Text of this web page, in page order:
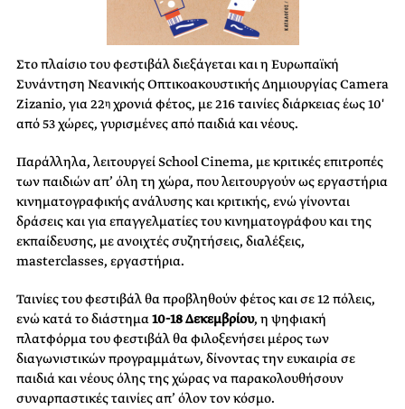
Στο πλαίσιο του φεστιβάλ διεξάγεται και η Ευρωπαϊκή
Συνάντηση Νεανικής Οπτικοακουστικής Δημιουργίας Camera
Zizanio, για 22η χρονιά φέτος, με 216 ταινίες διάρκειας έως 10′
από 53 χώρες, γυρισμένες από παιδιά και νέους.
Παράλληλα, λειτουργεί School Cinema, με κριτικές επιτροπές
των παιδιών απ’ όλη τη χώρα, που λειτουργούν ως εργαστήρια
κινηματογραφικής ανάλυσης και κριτικής, ενώ γίνονται
δράσεις και για επαγγελματίες του κινηματογράφου και της
εκπαίδευσης, με ανοιχτές συζητήσεις, διαλέξεις,
masterclasses, εργαστήρια.
Ταινίες του φεστιβάλ θα προβληθούν φέτος και σε 12 πόλεις,
ενώ κατά το διάστημα10-18 Δεκεμβρίου, η ψηφιακή
πλατφόρμα του φεστιβάλ θα φιλοξενήσει μέρος των
διαγωνιστικών προγραμμάτων, δίνοντας την ευκαιρία σε
παιδιά και νέους όλης της χώρας να παρακολουθήσουν
συναρπαστικές ταινίες απ’ όλον τον κόσμο.